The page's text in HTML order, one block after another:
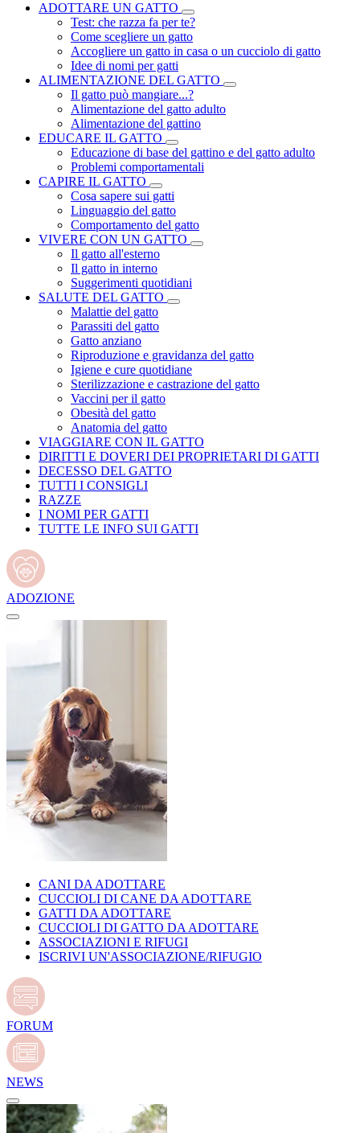
ADOTTARE UN GATTO
Test: che razza fa per te?
Come scegliere un gatto
Accogliere un gatto in casa o un cucciolo di gatto
Idee di nomi per gatti
ALIMENTAZIONE DEL GATTO
Il gatto può mangiare...?
Alimentazione del gatto adulto
Alimentazione del gattino
EDUCARE IL GATTO
Educazione di base del gattino e del gatto adulto
Problemi comportamentali
CAPIRE IL GATTO
Cosa sapere sui gatti
Linguaggio del gatto
Comportamento del gatto
VIVERE CON UN GATTO
Il gatto all'esterno
Il gatto in interno
Suggerimenti quotidiani
SALUTE DEL GATTO
Malattie del gatto
Parassiti del gatto
Gatto anziano
Riproduzione e gravidanza del gatto
Igiene e cure quotidiane
Sterilizzazione e castrazione del gatto
Vaccini per il gatto
Obesità del gatto
Anatomia del gatto
VIAGGIARE CON IL GATTO
DIRITTI E DOVERI DEI PROPRIETARI DI GATTI
DECESSO DEL GATTO
TUTTI I CONSIGLI
RAZZE
I NOMI PER GATTI
TUTTE LE INFO SUI GATTI
ADOZIONE
CANI DA ADOTTARE
CUCCIOLI DI CANE DA ADOTTARE
GATTI DA ADOTTARE
CUCCIOLI DI GATTO DA ADOTTARE
ASSOCIAZIONI E RIFUGI
ISCRIVI UN'ASSOCIAZIONE/RIFUGIO
FORUM
NEWS